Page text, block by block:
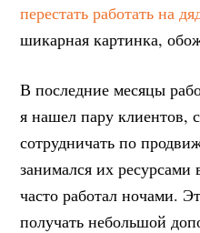
перестать работать на
шикарная картинка,
В последние месяцы
я нашел пару клиентов,
сотрудничать по
занимался их ресурсами
часто работал ночами.
получать небольшой